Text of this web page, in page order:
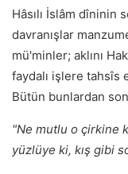
Hâsılı İslâm dîninin
davranışlar
mü'minler; aklını
faydalı işlere tahsîs
Bütün bunlardan
"Ne mutlu o çirkine
yüzlüye ki, kış gibi